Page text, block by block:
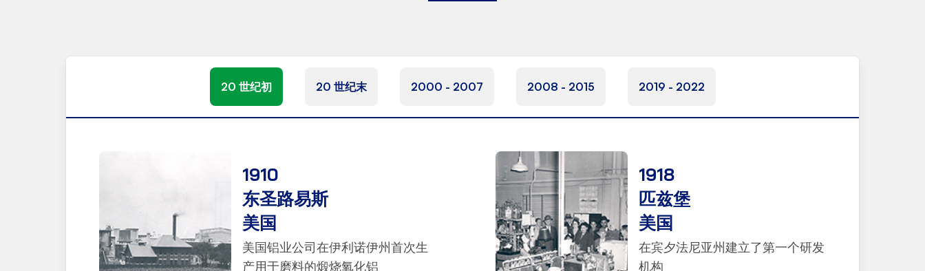
20 世纪初 20 世纪末 2000 - 2007 2008 - 2015 2019 - 2022
1910
东圣路易斯
美国
美国铝业公司在伊利诺伊州首次生
产用于磨料的煅烧氧化铝
1918
匹兹堡
美国
在宾夕法尼亚州建立了第一个研发
机构